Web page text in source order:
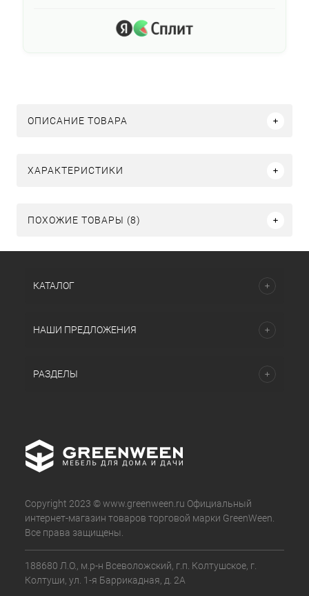
ОПИСАНИЕ ТОВАРА
ХАРАКТЕРИСТИКИ
ПОХОЖИЕ ТОВАРЫ (8)
КАТАЛОГ
НАШИ ПРЕДЛОЖЕНИЯ
РАЗДЕЛЫ
Copyright 2023 © www.greenween.ru Официальный
интернет-магазин товаров торговой марки GreenWeen.
Все права защищены.
188680 Л.О., м.р-н Всеволожский, г.п. Колтушское, г.
Колтуши, ул. 1-я Баррикадная, д. 2А